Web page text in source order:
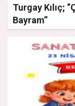
Turgay Kılıç;
Bayram”